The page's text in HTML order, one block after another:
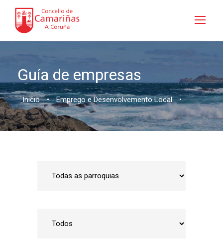
Guía de empresas
Inicio • Emprego e Desenvolvemento Local •